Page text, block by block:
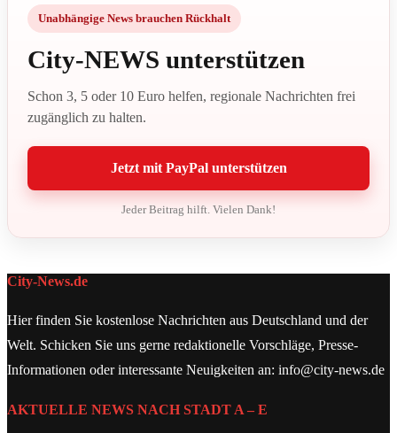
Unabhängige News brauchen Rückhalt
City-NEWS unterstützen
Schon 3, 5 oder 10 Euro helfen, regionale Nachrichten frei
zugänglich zu halten.
Jetzt mit PayPal unterstützen
Jeder Beitrag hilft. Vielen Dank!
City-News.de
Hier finden Sie kostenlose Nachrichten aus Deutschland und der
Welt. Schicken Sie uns gerne redaktionelle Vorschläge, Presse-
Informationen oder interessante Neuigkeiten an: info@city-news.de
AKTUELLE NEWS NACH STADT A – E